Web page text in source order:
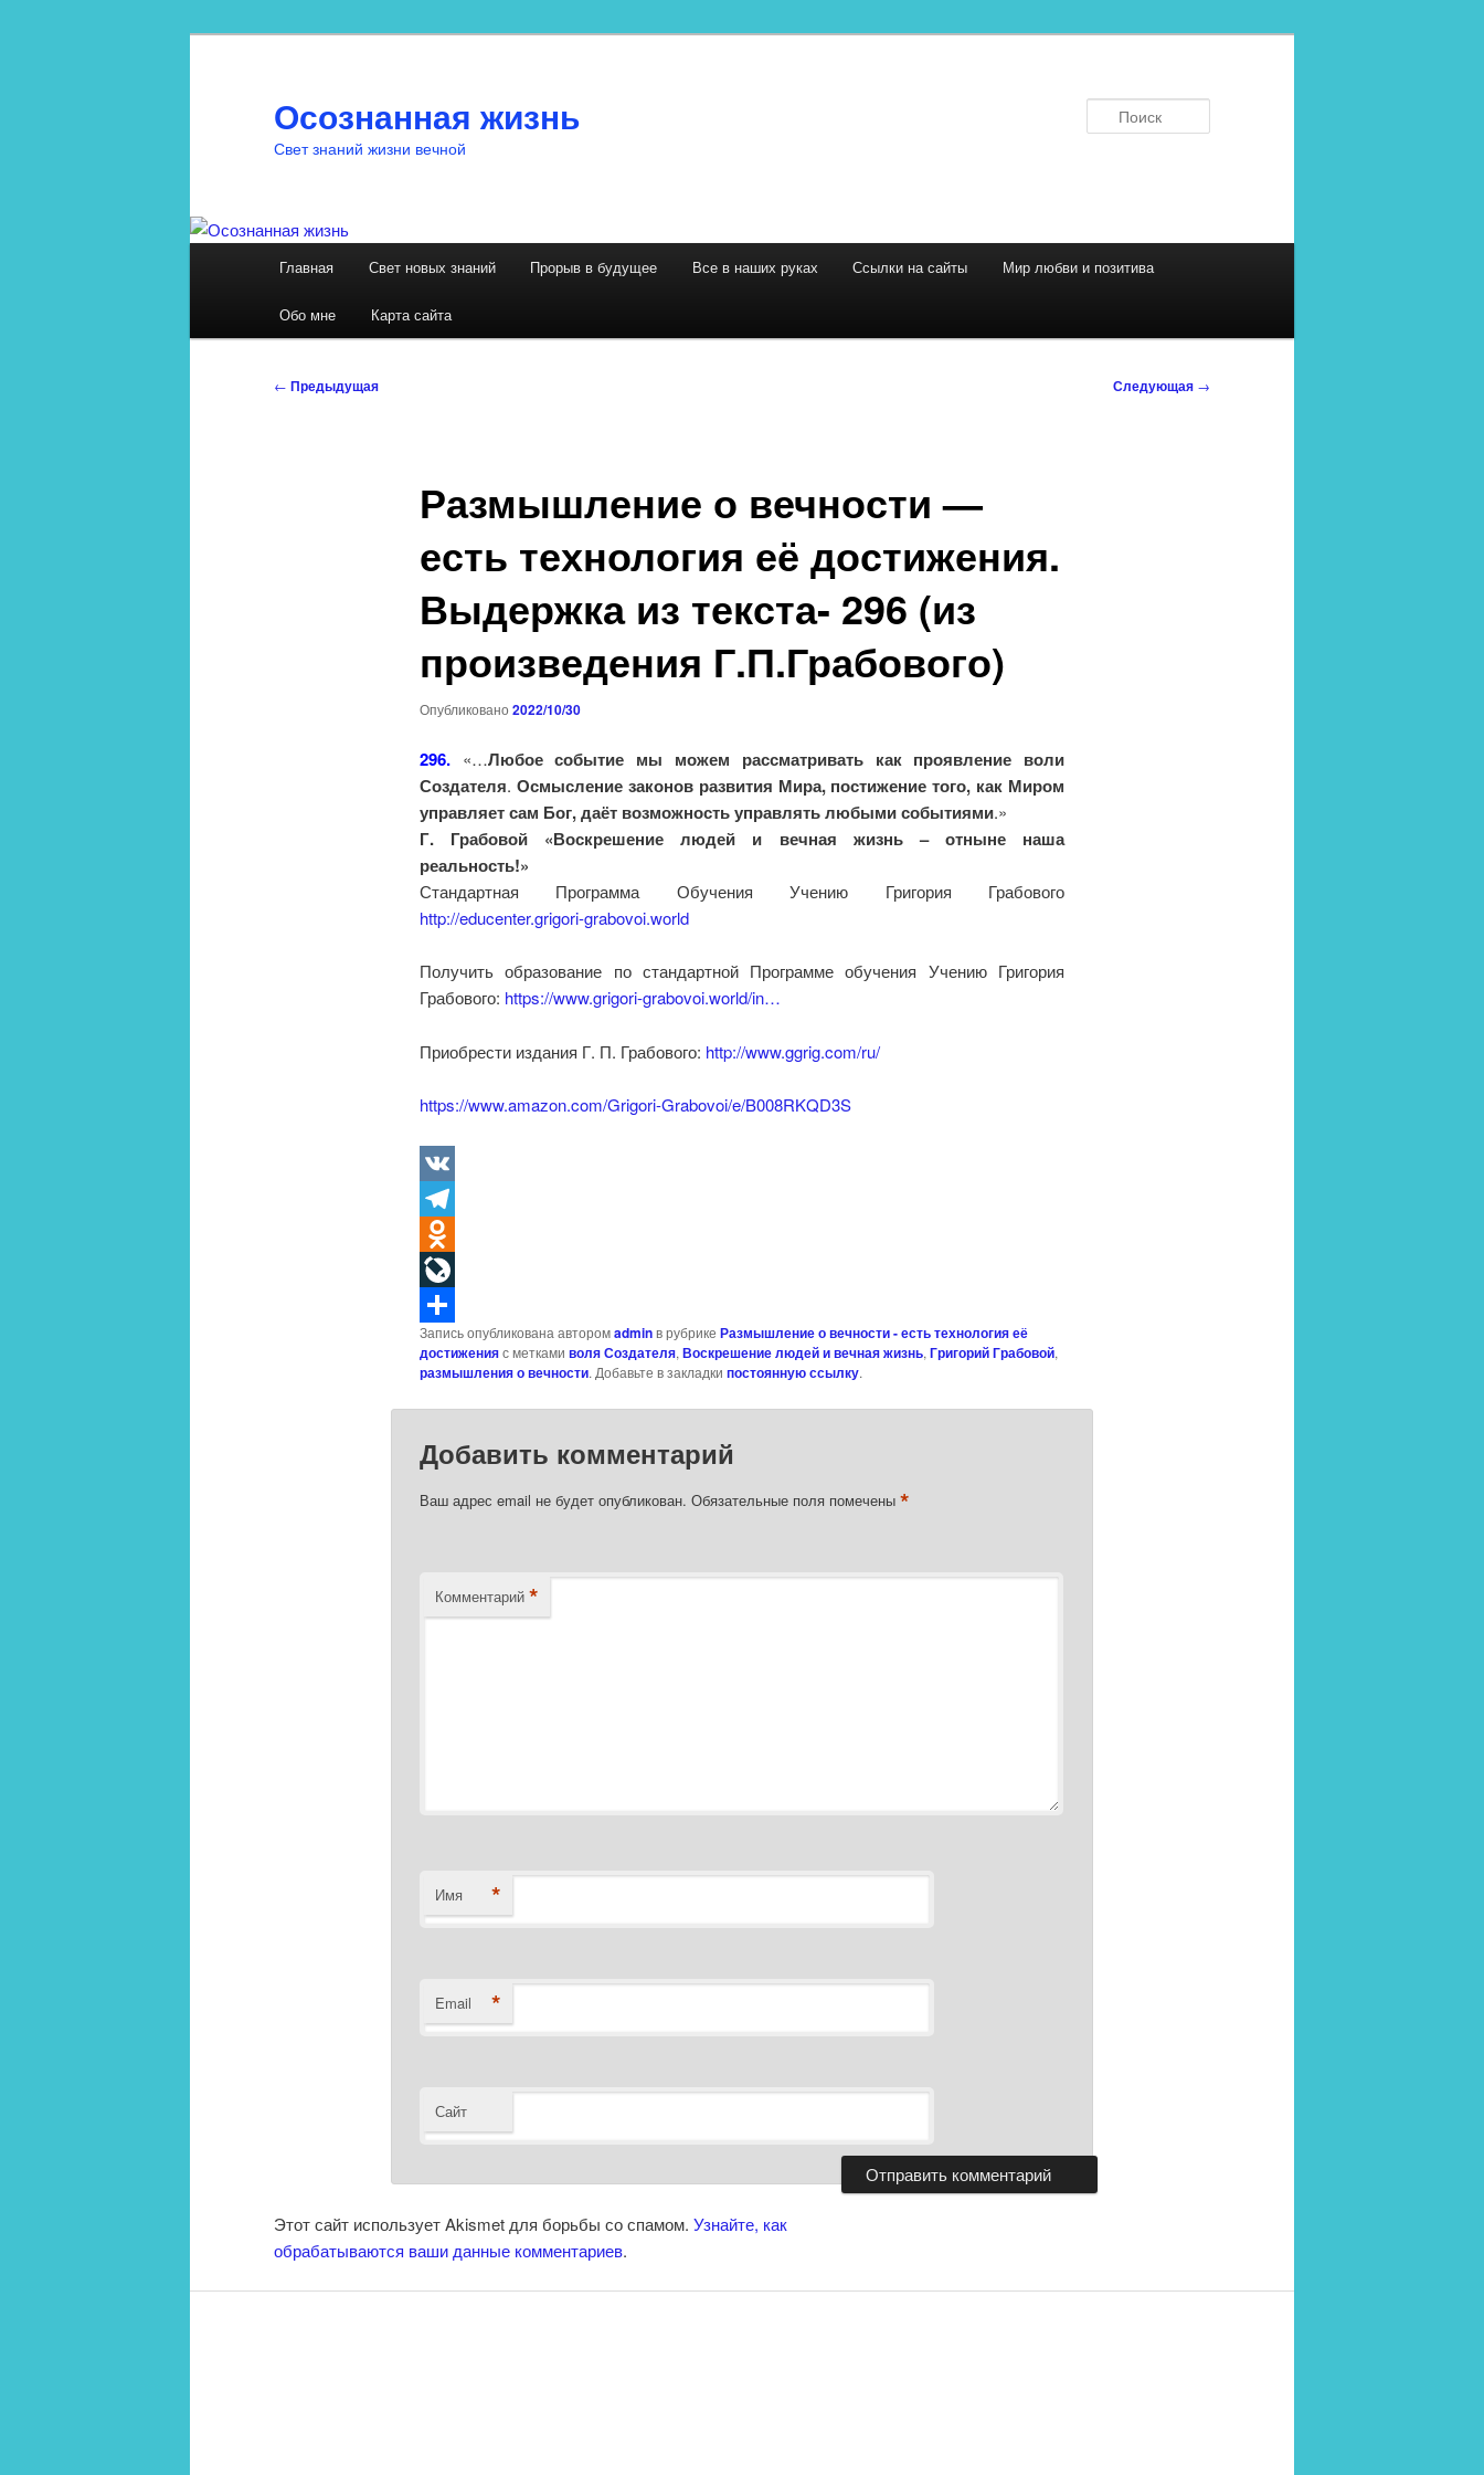
Осознанная жизнь
Свет знаний жизни вечной
Главная Свет новых знаний Прорыв в будущее Все в наших руках Ссылки на сайты Мир любви и позитива
Обо мне Карта сайта
Навигация
← Предыдущая Следующая →
Размышление о вечности —
есть технология её достижения.
Выдержка из текста- 296 (из
произведения Г.П.Грабового)
Опубликовано 2022/10/30
296.«…Любое событие мы можем рассматривать как проявление воли
Создателя. Осмысление законов развития Мира, постижение того, как Миром
управляет сам Бог, даёт возможность управлять любыми событиями.»
Г. Грабовой «Воскрешение людей и вечная жизнь – отныне наша
реальность!»
Стандартная Программа Обучения Учению Григория Грабового
http://educenter.grigori-grabovoi.world
Получить образование по стандартной Программе обучения Учению Григория
Грабового: https://www.grigori-grabovoi.world/in…
Приобрести издания Г. П. Грабового: http://www.ggrig.com/ru/
https://www.amazon.com/Grigori-Grabovoi/e/B008RKQD3S
VK
Telegram
Odnoklassniki
LiveJournal
Отправить
Запись опубликована авторомadminв рубрике Размышление о вечности - есть технология её
достиженияс метками воля Создателя, Воскрешение людей и вечная жизнь, Григорий Грабовой,
размышления о вечности. Добавьте в закладки постоянную ссылку.
Добавить комментарий
Ваш адрес email не будет опубликован. Обязательные поля помечены *
Комментарий *
Имя *
Email *
Сайт
Этот сайт использует Akismet для борьбы со спамом. Узнайте, как
обрабатываются ваши данные комментариев.